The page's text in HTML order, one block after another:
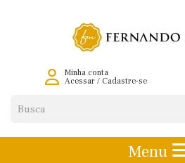
Minha conta
Acessar/ Cadastre-se
Menu